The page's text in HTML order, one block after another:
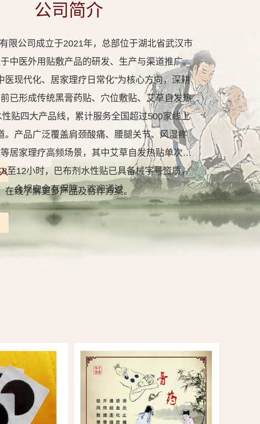
公司简介
限公司成立于2021年，总部位于湖北省武汉市
中医外用贴敷产品的研发、生产与渠道推广。
医现代化、居家理疗日常化"为核心方向，深耕
已形成传统黑膏药贴、穴位敷贴、艾草自发热
贴四大产品线，累计服务全国超过500家线上
。产品广泛覆盖肩颈酸痛、腰腿关节、风湿疼
居家理疗高频场景，其中艾草自发热贴单次持
至12小时，巴布剂水性贴已具备械字号资质，
合规安全有保障。欢迎通过
在线了解更多产品及合作方案。
情 查看详情